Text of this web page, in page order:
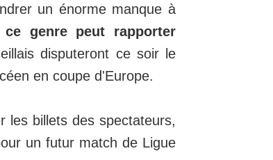
un énorme manque à
genre peut rapporter
disputeront ce soir le
en coupe d'Europe.
les billets des spectateurs,
un futur match de Ligue